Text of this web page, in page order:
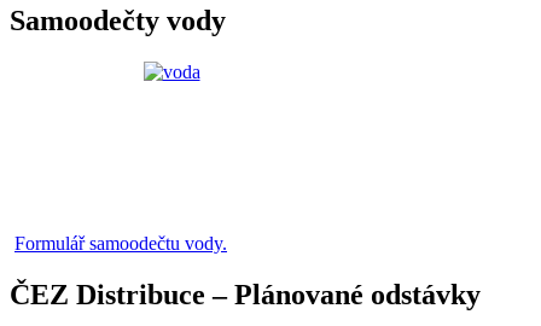
Samoodečty vody
Formulář samoodečtu vody.
ČEZ Distribuce – Plánované odstávky